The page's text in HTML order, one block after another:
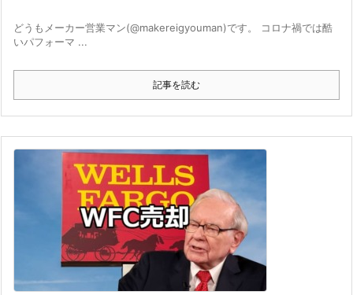
どうもメーカー営業マン(@makereigyouman)です。 コロナ禍では酷
いパフォーマ ...
記事を読む